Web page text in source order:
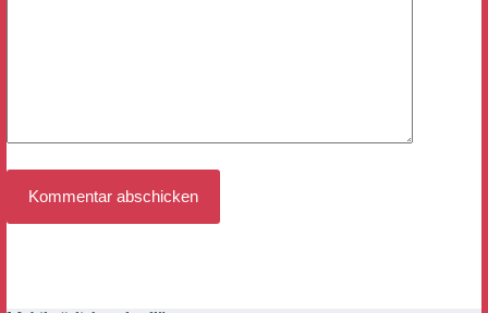
Kommentar abschicken